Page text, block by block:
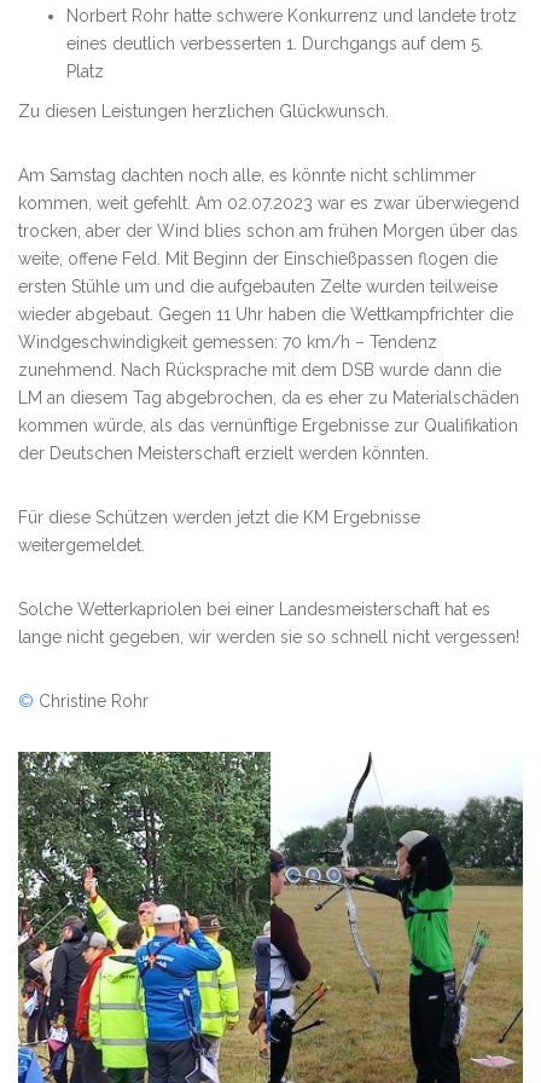
Norbert Rohr hatte schwere Konkurrenz und landete trotz
eines deutlich verbesserten 1. Durchgangs auf dem 5.
Platz
Zu diesen Leistungen herzlichen Glückwunsch.
Am Samstag dachten noch alle, es könnte nicht schlimmer
kommen, weit gefehlt. Am 02.07.2023 war es zwar überwiegend
trocken, aber der Wind blies schon am frühen Morgen über das
weite, offene Feld. Mit Beginn der Einschießpassen flogen die
ersten Stühle um und die aufgebauten Zelte wurden teilweise
wieder abgebaut. Gegen 11 Uhr haben die Wettkampfrichter die
Windgeschwindigkeit gemessen: 70 km/h – Tendenz
zunehmend. Nach Rücksprache mit dem DSB wurde dann die
LM an diesem Tag abgebrochen, da es eher zu Materialschäden
kommen würde, als das vernünftige Ergebnisse zur Qualifikation
der Deutschen Meisterschaft erzielt werden könnten.
Für diese Schützen werden jetzt die KM Ergebnisse
weitergemeldet.
Solche Wetterkapriolen bei einer Landesmeisterschaft hat es
lange nicht gegeben, wir werden sie so schnell nicht vergessen!
© Christine Rohr